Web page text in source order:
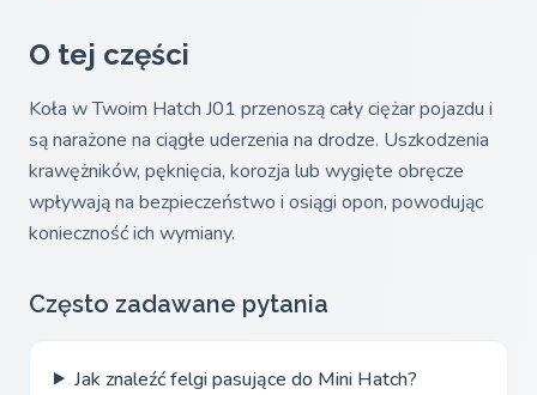
O tej części
Koła w Twoim Hatch J01 przenoszą cały ciężar pojazdu i
są narażone na ciągłe uderzenia na drodze. Uszkodzenia
krawężników, pęknięcia, korozja lub wygięte obręcze
wpływają na bezpieczeństwo i osiągi opon, powodując
konieczność ich wymiany.
Często zadawane pytania
Jak znaleźć felgi pasujące do Mini Hatch?